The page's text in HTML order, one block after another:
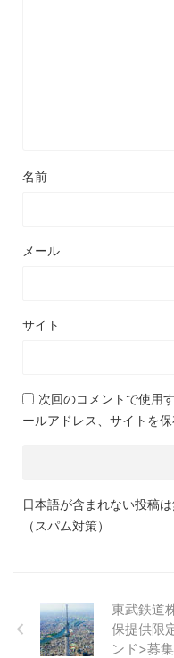
名前
メール
サイト
次回のコメントで使用
ールアドレス、サイトを保
日本語が含まれない投稿
（スパム対策）
東武鉄道
保提供限
ンド>募